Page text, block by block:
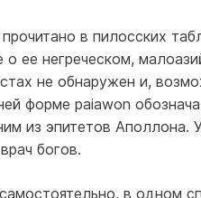
в пилосских
ее негреческом,
не обнаружен и,
форме paiawon
из эпитетов Аполлона.
богов.
в одном